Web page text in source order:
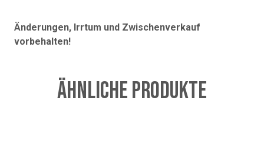
Änderungen, Irrtum und Zwischenverkauf
vorbehalten!
Ähnliche Produkte